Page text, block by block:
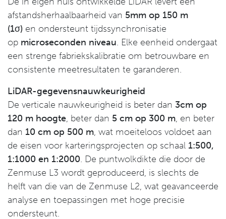
afstandsherhaalbaarheid van 5mm op 150 m
(1σ) en ondersteunt tijdssynchronisatie
op microseconden niveau. Elke eenheid ondergaat
een strenge fabriekskalibratie om betrouwbare en
consistente meetresultaten te garanderen.
LiDAR-gegevensnauwkeurigheid
De verticale nauwkeurigheid is beter dan 3cm op
120 m hoogte, beter dan 5 cm op 300 m, en beter
dan 10 cm op 500 m, wat moeiteloos voldoet aan
de eisen voor karteringsprojecten op schaal 1:500,
1:1000 en 1:2000. De puntwolkdikte die door de
Zenmuse L3 wordt geproduceerd, is slechts de
helft van die van de Zenmuse L2, wat geavanceerde
analyse en toepassingen met hoge precisie
ondersteunt.